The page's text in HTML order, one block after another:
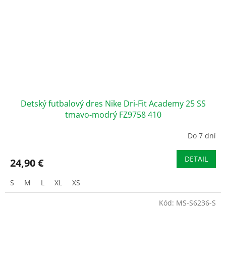
Detský futbalový dres Nike Dri-Fit Academy 25 SS
tmavo-modrý FZ9758 410
Do 7 dní
24,90 € DETAIL
S M L XL XS
Kód: MS-S6236-S